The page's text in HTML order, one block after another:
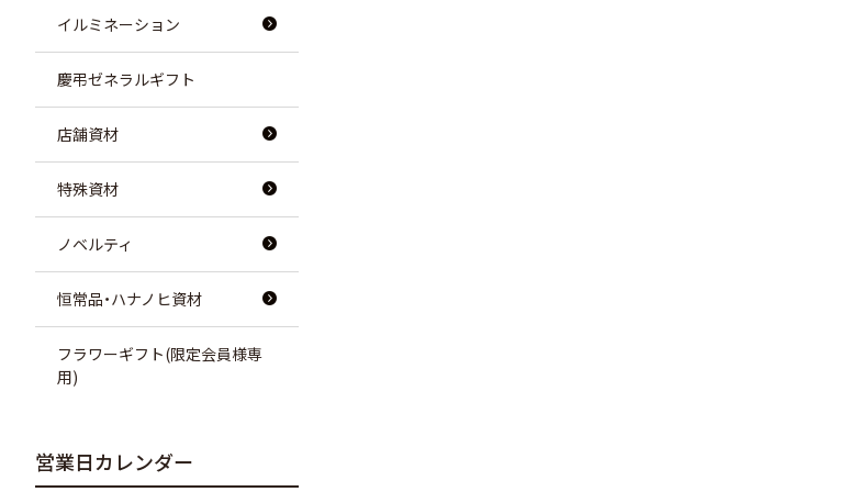
イルミネーション
慶弔ゼネラルギフト
店舗資材
特殊資材
ノベルティ
恒常品・ハナノヒ資材
フラワーギフト(限定会員様専
用)
営業日カレンダー